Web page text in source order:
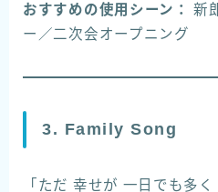
おすすめの使用シーン：
新
ー／二次会オープニング
3. Family Song
「ただ 幸せが 一日でも多